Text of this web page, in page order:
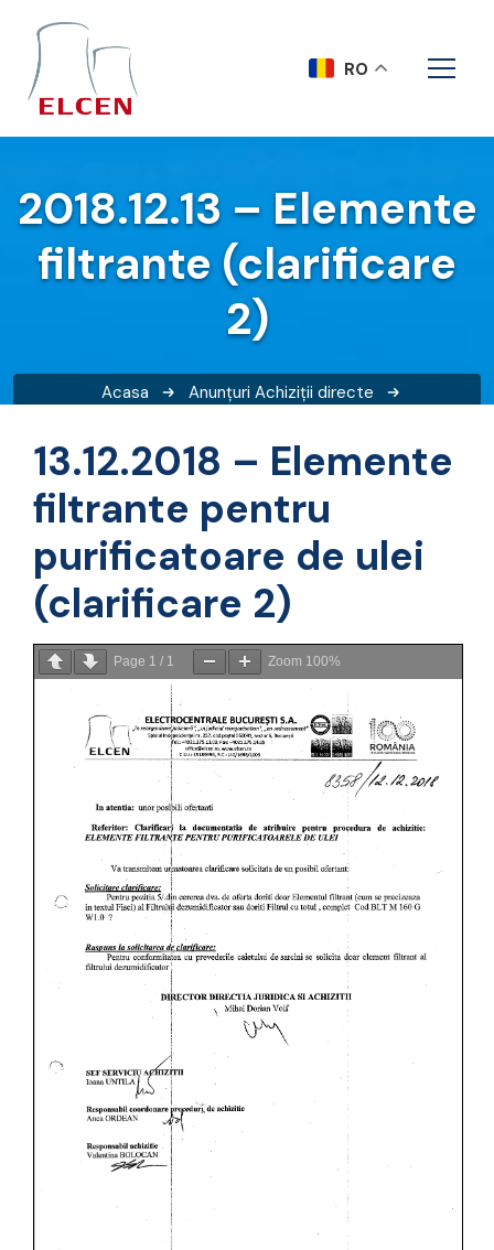
2018.12.13 – Elemente
filtrante (clarificare
2)
Acasa Anunțuri Achiziții directe
13.12.2018 – Elemente
filtrante pentru
purificatoare de ulei
(clarificare 2)
Page 1 / 1 Zoom 100%
RO